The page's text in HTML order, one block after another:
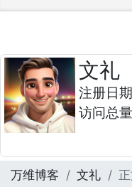
文礼
注册日
访问总
万维博客 文礼